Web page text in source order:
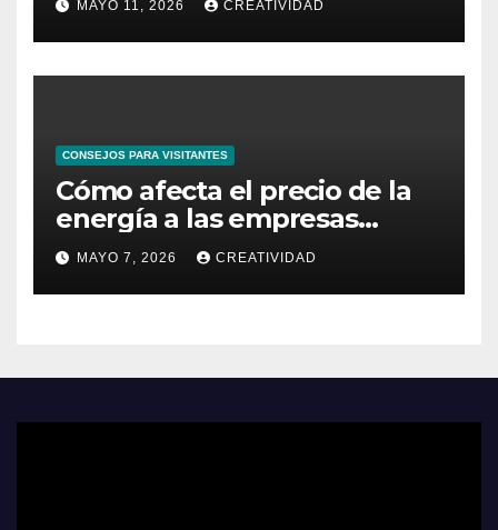
MAYO 11, 2026 CREATIVIDAD
CONSEJOS PARA VISITANTES
Cómo afecta el precio de la
energía a las empresas
españolas
MAYO 7, 2026 CREATIVIDAD